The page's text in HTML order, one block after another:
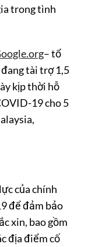
trong tình
– tổ
tài trợ 1,5
kịp thời hỗ
19 cho 5
của chính
để đảm bảo
xin, bao gồm
địa điểm cố